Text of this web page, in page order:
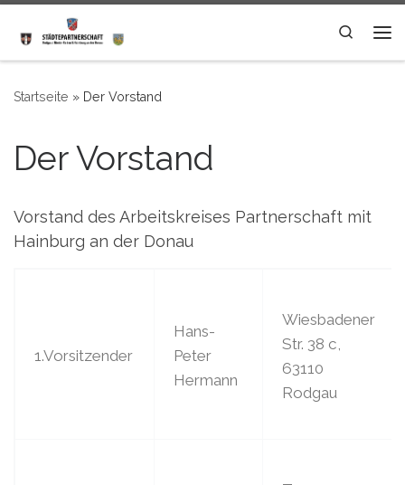
Zum Inhalt springen
Search
Startseite » Der Vorstand
Der Vorstand
Vorstand des Arbeitskreises Partnerschaft mit
Hainburg an der Donau
1.Vorsitzender
Hans-
Peter
Hermann
Wiesbadener
Str. 38 c,
63110
Rodgau